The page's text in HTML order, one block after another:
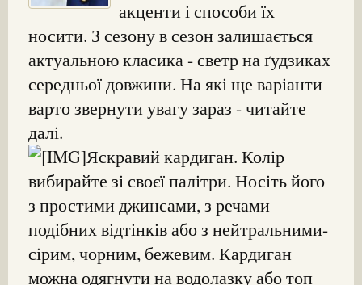
акценти і способи їх
носити. З сезону в сезон залишається
актуальною класика - светр на ґудзиках
середньої довжини. На які ще варіанти
варто звернути увагу зараз - читайте
далі.
Яскравий кардиган. Колір
вибирайте зі своєї палітри. Носіть його
з простими джинсами, з речами
подібних відтінків або з нейтральними-
сірим, чорним, бежевим. Кардиган
можна одягнути на водолазку або топ